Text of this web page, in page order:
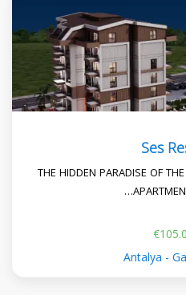
Ses
THE HIDDEN PARADISE OF
Antalya -